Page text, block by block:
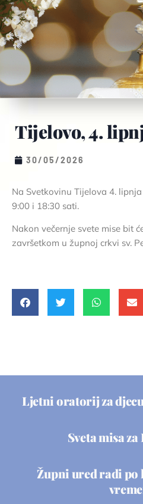
Tijelovo, 4.
30/05/2026
Na Svetkovinu Tijelova 4.
9:00 i 18:30 sati.
Nakon večernje svete mise bit
završetkom u župnoj crkvi sv.
Ljetni oratorij za
Sveta misa
Župni ured radi